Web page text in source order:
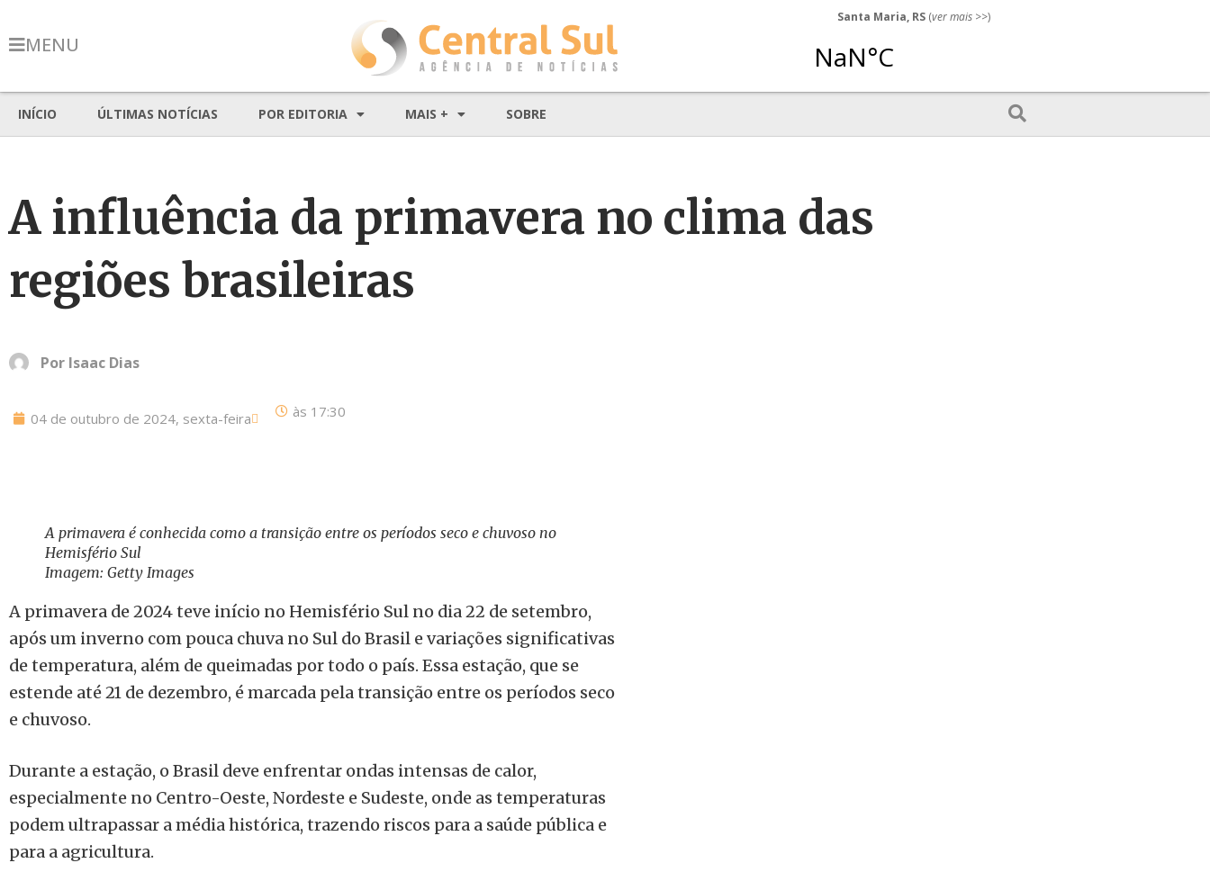
MENU
Santa Maria, RS (ver mais >>)
INÍCIO ÚLTIMAS NOTÍCIAS POR EDITORIA MAIS + SOBRE
A influência da primavera no clima das
regiões brasileiras
Por Isaac Dias
04 de outubro de 2024, sexta-feira às 17:30
A primavera é conhecida como a transição entre os períodos seco e chuvoso no
Hemisfério Sul
Imagem: Getty Images
A primavera de 2024 teve início no Hemisfério Sul no dia 22 de setembro,
após um inverno com pouca chuva no Sul do Brasil e variações significativas
de temperatura, além de queimadas por todo o país. Essa estação, que se
estende até 21 de dezembro, é marcada pela transição entre os períodos seco
e chuvoso.
Durante a estação, o Brasil deve enfrentar ondas intensas de calor,
especialmente no Centro-Oeste, Nordeste e Sudeste, onde as temperaturas
podem ultrapassar a média histórica, trazendo riscos para a saúde pública e
para a agricultura.